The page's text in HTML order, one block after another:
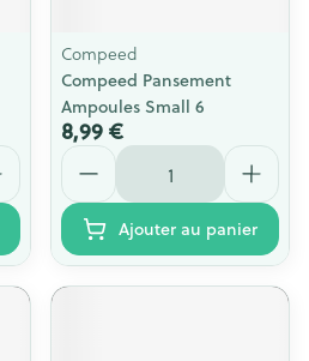
Compeed
Compeed Pansement
Ampoules Small 6
8,99 €
Quantité
Ajouter au panier